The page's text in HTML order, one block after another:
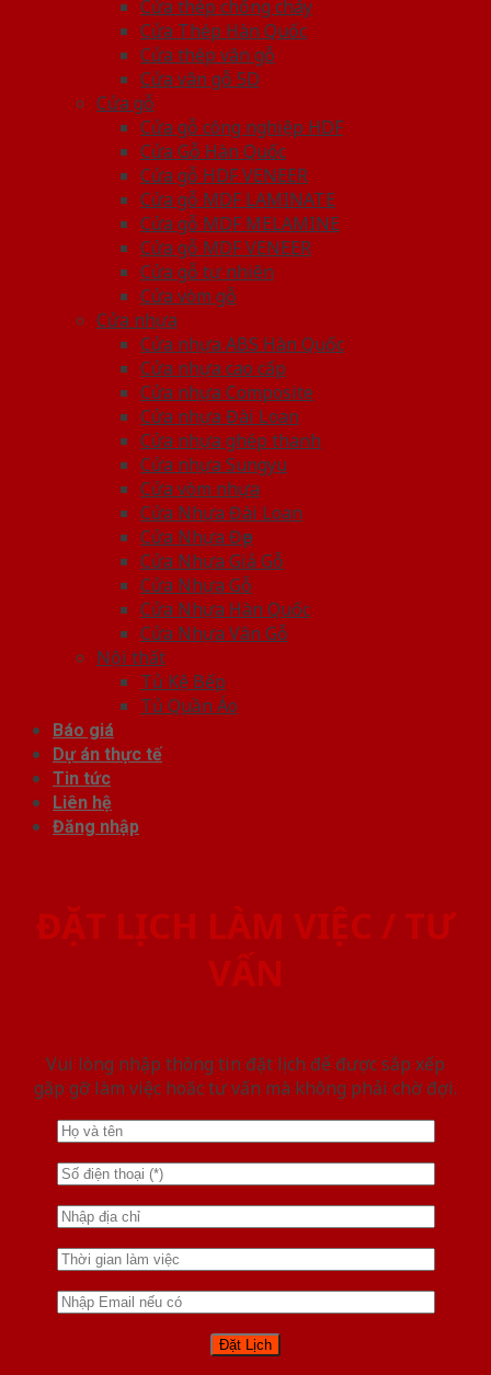
Cửa thép chống cháy
Cửa Thép Hàn Quốc
Cửa thép vân gỗ
Cửa vân gỗ 5D
Cửa gỗ
Cửa gỗ công nghiệp HDF
Cửa Gỗ Hàn Quốc
Cửa gỗ HDF VENEER
Cửa gỗ MDF LAMINATE
Cửa gỗ MDF MELAMINE
Cửa gỗ MDF VENEER
Cửa gỗ tự nhiên
Cửa vòm gỗ
Cửa nhựa
Cửa nhựa ABS Hàn Quốc
Cửa nhựa cao cấp
Cửa nhựa Composite
Cửa nhựa Đài Loan
Cửa nhựa ghép thanh
Cửa nhựa Sungyu
Cửa vòm nhựa
Cửa Nhựa Đài Loan
Cửa Nhựa Đẹp
Cửa Nhựa Giả Gỗ
Cửa Nhựa Gỗ
Cửa Nhựa Hàn Quốc
Cửa Nhựa Vân Gỗ
Nội thất
Tủ Kệ Bếp
Tủ Quần Áo
Báo giá
Dự án thực tế
Tin tức
Liên hệ
Đăng nhập
ĐẶT LỊCH LÀM VIỆC / TƯ
VẤN
Vui lòng nhập thông tin đặt lịch để được sắp xếp
gặp gỡ làm việc hoăc tư vấn mà không phải chờ đợi.